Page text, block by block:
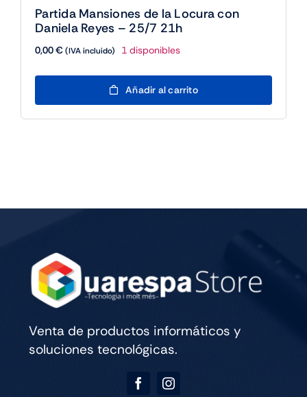
Partida Mansiones de la Locura con
Daniela Reyes – 25/7 21h
0,00€(IVA incluido) 1 disponibles
Partida
Mansiones
Reyes
cantidad
Añadir al carrito
Venta de productos informáticos y
soluciones tecnológicas.